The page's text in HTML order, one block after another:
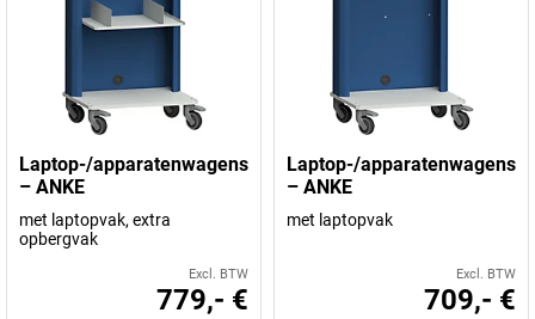
Laptop-/apparatenwagens
– ANKE
met laptopvak, extra
opbergvak
Excl. BTW
779,- €
Laptop-/apparatenwagens
– ANKE
met laptopvak
Excl. BTW
709,- €